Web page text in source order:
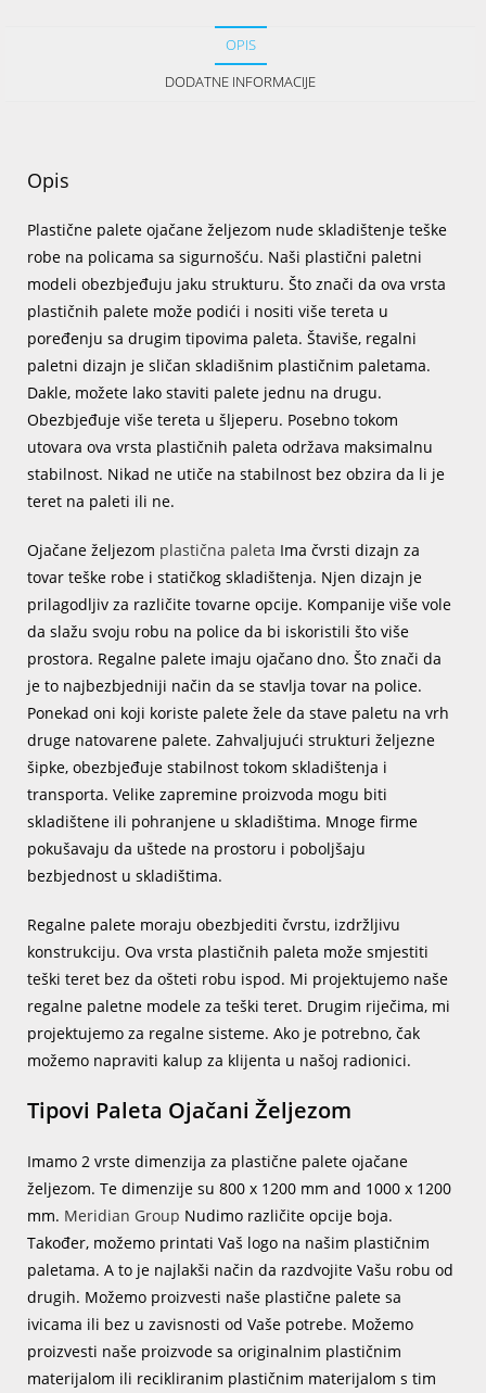
OPIS
DODATNE INFORMACIJE
Opis
Plastične palete ojačane željezom nude skladištenje teške
robe na policama sa sigurnošću. Naši plastični paletni
modeli obezbjeđuju jaku strukturu. Što znači da ova vrsta
plastičnih palete može podići i nositi više tereta u
poređenju sa drugim tipovima paleta. Štaviše, regalni
paletni dizajn je sličan skladišnim plastičnim paletama.
Dakle, možete lako staviti palete jednu na drugu.
Obezbjeđuje više tereta u šljeperu. Posebno tokom
utovara ova vrsta plastičnih paleta održava maksimalnu
stabilnost. Nikad ne utiče na stabilnost bez obzira da li je
teret na paleti ili ne.
Ojačane željezom plastična paleta Ima čvrsti dizajn za
tovar teške robe i statičkog skladištenja. Njen dizajn je
prilagodljiv za različite tovarne opcije. Kompanije više vole
da slažu svoju robu na police da bi iskoristili što više
prostora. Regalne palete imaju ojačano dno. Što znači da
je to najbezbjedniji način da se stavlja tovar na police.
Ponekad oni koji koriste palete žele da stave paletu na vrh
druge natovarene palete. Zahvaljujući strukturi željezne
šipke, obezbjeđuje stabilnost tokom skladištenja i
transporta. Velike zapremine proizvoda mogu biti
skladištene ili pohranjene u skladištima. Mnoge firme
pokušavaju da uštede na prostoru i poboljšaju
bezbjednost u skladištima.
Regalne palete moraju obezbjediti čvrstu, izdržljivu
konstrukciju. Ova vrsta plastičnih paleta može smjestiti
teški teret bez da ošteti robu ispod. Mi projektujemo naše
regalne paletne modele za teški teret. Drugim riječima, mi
projektujemo za regalne sisteme. Ako je potrebno, čak
možemo napraviti kalup za klijenta u našoj radionici.
Tipovi Paleta Ojačani Željezom
Imamo 2 vrste dimenzija za plastične palete ojačane
željezom. Te dimenzije su 800 x 1200 mm and 1000 x 1200
mm. Meridian Group Nudimo različite opcije boja.
Također, možemo printati Vaš logo na našim plastičnim
paletama. A to je najlakši način da razdvojite Vašu robu od
drugih. Možemo proizvesti naše plastične palete sa
ivicama ili bez u zavisnosti od Vaše potrebe. Možemo
proizvesti naše proizvode sa originalnim plastičnim
materijalom ili recikliranim plastičnim materijalom s tim